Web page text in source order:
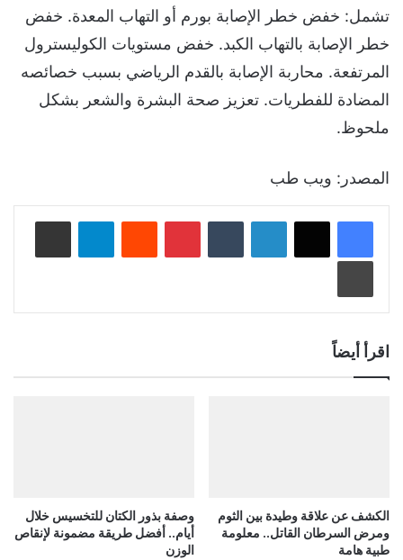
تشمل: خفض خطر الإصابة بورم أو التهاب المعدة. خفض
خطر الإصابة بالتهاب الكبد. خفض مستويات الكوليسترول
المرتفعة. محاربة الإصابة بالقدم الرياضي بسبب خصائصه
المضادة للفطريات. تعزيز صحة البشرة والشعر بشكل
ملحوظ.
المصدر: ويب طب
لينكدإن بينتيريست
اقرأ أيضاً
الكشف عن علاقة وطيدة بين الثوم
ومرض السرطان القاتل.. معلومة
طبية هامة
وصفة بذور الكتان للتخسيس خلال
أيام.. أفضل طريقة مضمونة لإنقاص
الوزن